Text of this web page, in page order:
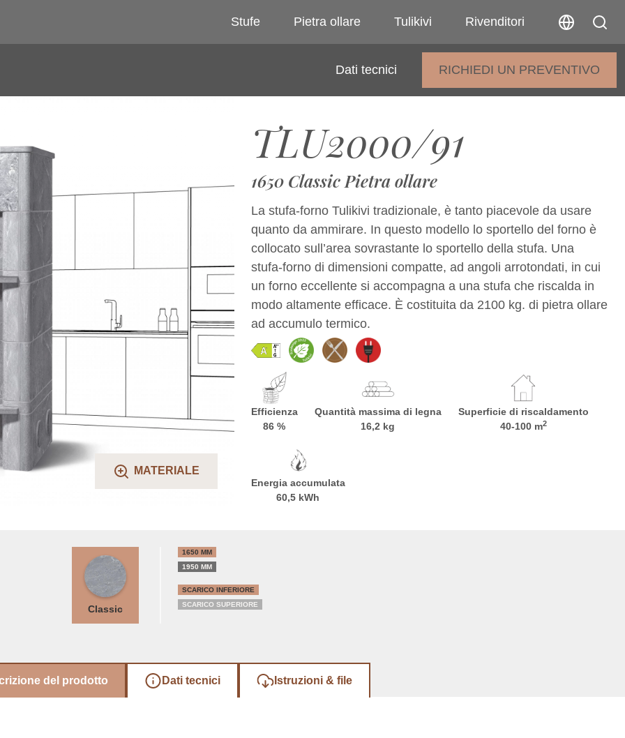
Stufe Pietra ollare Tulikivi Rivenditori
Dati tecnici RICHIEDI UN PREVENTIVO
MATERIALE
TLU2000/91
1650 Classic Pietra ollare
La stufa-forno Tulikivi tradizionale, è tanto piacevole da usare
quanto da ammirare. In questo modello lo sportello del forno è
collocato sull’area sovrastante lo sportello della stufa. Una
stufa-forno di dimensioni compatte, ad angoli arrotondati, in cui
un forno eccellente si accompagna a una stufa che riscalda in
modo altamente efficace. È costituita da 2100 kg. di pietra ollare
ad accumulo termico.
Efficienza
86 %
Quantità massima di legna
16,2 kg
Superficie di riscaldamento
40-100 m2
Energia accumulata
60,5 kWh
Classic
1650 MM
1950 MM
SCARICO INFERIORE
SCARICO SUPERIORE
del prodotto Dati tecnici Istruzioni & file